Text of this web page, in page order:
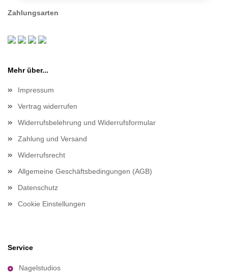
Zahlungsarten
Mehr über...
Impressum
Vertrag widerrufen
Widerrufsbelehrung und Widerrufsformular
Zahlung und Versand
Widerrufsrecht
Allgemeine Geschäftsbedingungen (AGB)
Datenschutz
Cookie Einstellungen
Service
Nagelstudios